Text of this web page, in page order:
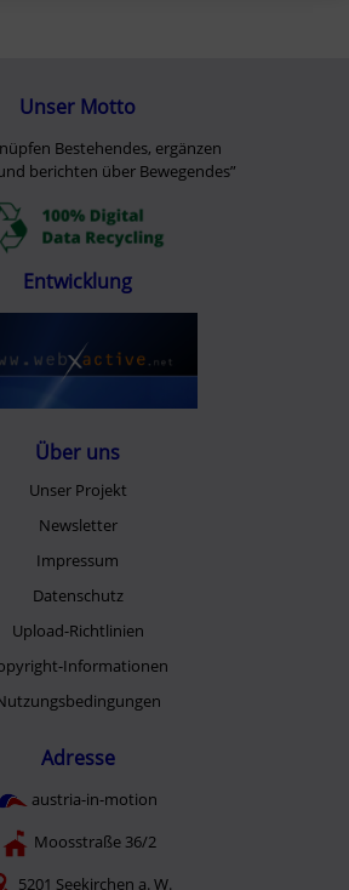
Unser Motto
Bestehendes, ergänzen
berichten über Bewegendes”
Entwicklung
Über uns
Unser Projekt
Newsletter
Impressum
Datenschutz
Upload-Richtlinien
Informationen
Adresse
austria-in-motion
Moosstraße 36/2
5201 Seekirchen a. W.